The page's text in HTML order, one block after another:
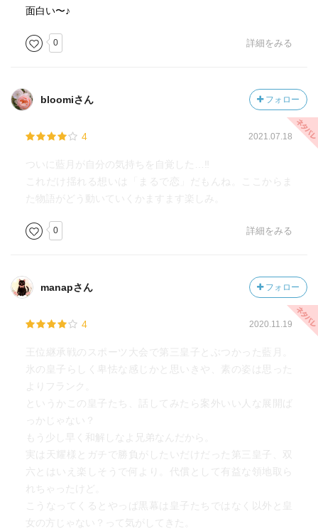
面白い〜♪
0 詳細をみる
bloomiさん フォロー
4 2021.07.18
ついに藍月が自分の気持ちを自覚した…‼︎
これだけ揺れる想いは「まるで恋」だもんね。ここからま
た物語がどう動いていくかますます楽しみ。
0 詳細をみる
manapさん フォロー
4 2020.11.19
王位継承戦のスポーツ大会で第三皇子とぶつかった藍月。
氷の皇子らしく卑怯な感じかと思いきや、素の姿は思った
よりフランク。
というかこの皇子たち、話してみたら案外いい人な展開ば
っかじゃない？
もう少し早く和解しなよ兄弟なんだから。
実は天耀様とガチで勝負がしたいだけだった第三皇子、双
六とはいえ楽しそうで何より。代償として有益な領地取ら
れちゃったけど。
こうなってくるとやっぱ黒幕は皇子たちではなく以外と皇
女の方じゃない？って気がしてきた。